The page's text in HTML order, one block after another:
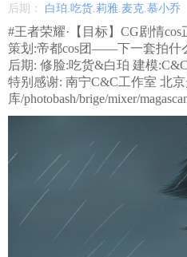
后期： 白珀.吃货.莉雅.麦克.慕小乔
#王者荣耀·【目标】CG剧情
策划:帝都cos团——下一套拍什
后期: 修脸:吃货&白珀 建模
特别感谢: 南宁C&C工作室 北
库/photobash/brige/mixer/